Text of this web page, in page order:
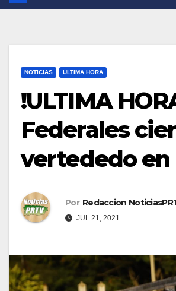
NOTICIAS ULTIMA HORA
!ULTIMA
Federales
vertededo en
Por Redaccion
JUL 21, 2021